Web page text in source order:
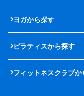
ヨガから探す
ピラティスから探す
フィットネスクラブか